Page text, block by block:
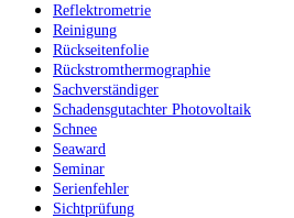
Reflektrometrie
Reinigung
Rückseitenfolie
Rückstromthermographie
Sachverständiger
Schadensgutachter Photovoltaik
Schnee
Seaward
Seminar
Serienfehler
Sichtprüfung